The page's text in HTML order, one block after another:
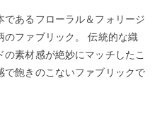
であるフローラル＆フォリージ
のファブリック。 伝統的な織
の素材感が絶妙にマッチしたこ
で飽きのこないファブリックで